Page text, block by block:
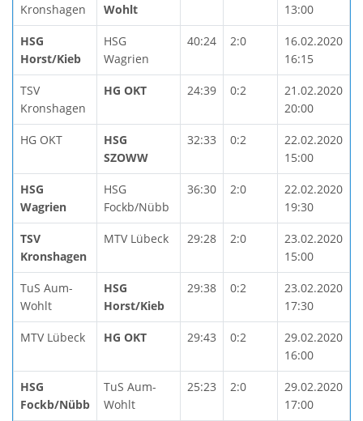
Kronshagen
Wohlt
13:00
HSG
Horst/Kieb
HSG
Wagrien
40:24 2:0
16.02.2020
16:15
TSV
Kronshagen
HG OKT 24:39 0:2
21.02.2020
20:00
HG OKT
HSG
SZOWW
32:33 0:2
22.02.2020
15:00
HSG
Wagrien
HSG
Fockb/Nübb
36:30 2:0
22.02.2020
19:30
TSV
Kronshagen
MTV Lübeck 29:28 2:0
23.02.2020
15:00
TuS Aum-
Wohlt
HSG
Horst/Kieb
29:38 0:2
23.02.2020
17:30
MTV Lübeck HG OKT 29:43 0:2
29.02.2020
16:00
HSG
Fockb/Nübb
TuS Aum-
Wohlt
25:23 2:0
29.02.2020
17:00